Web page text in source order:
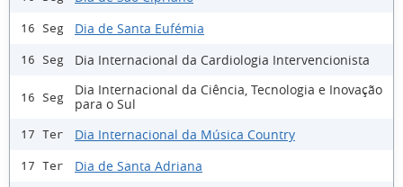
16 Seg Dia de Santa Eufémia
16 Seg Dia Internacional da Cardiologia Intervencionista
16 Seg
Dia Internacional da Ciência, Tecnologia e Inovação
para o Sul
17 Ter Dia Internacional da Música Country
17 Ter Dia de Santa Adriana